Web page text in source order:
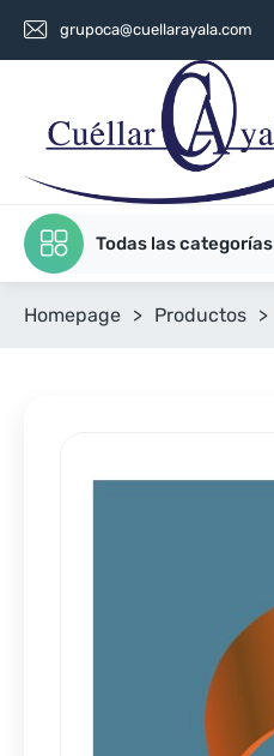
grupoca@cuellarayala.com
Todas las categorías
Homepage > Productos >